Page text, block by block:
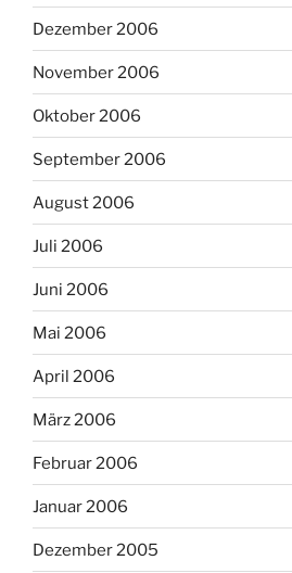
Dezember 2006
November 2006
Oktober 2006
September 2006
August 2006
Juli 2006
Juni 2006
Mai 2006
April 2006
März 2006
Februar 2006
Januar 2006
Dezember 2005